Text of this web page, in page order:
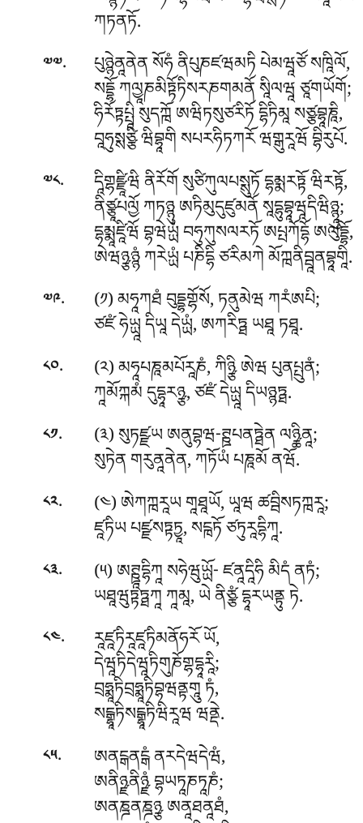
ཀཏནཏོ.
༧༧. པུཉྙེནཱནེནསོཧཾ ནིཔུཎཛཝམཏི པེམཝཱཙོ སཁཱིལོ,
སདྡྷོ ཀལྱཱཎམིཏྟོཏིསརཎགམནོ སཱིལཝཱ ཙཱགཡོགོ;
ཧིརོཏྟཔྤཱི སུདཀྑོ ཨཝིཏསུཙརིཏོ དྷིཏིམཱ སཙྩབྷཱཎཱི,
བཱཧུསྶཙྩི ཝིབྷཱགི སཔརཧིཏཀརོ ཝགྒུརཱཝོ བྷིརུཔོ.
༧༨. དཱིགྷཛྫཱིཝི ནིརོགོ སུཙིཀུལཔསྶུཏོ དྷམྨརཏྟོ ཝིརཏྟོ,
ནིཙྩཱཔལྱོ ཀཏཉྙུ ཨཏིམུདུཛུམནོ སཱདྷུབྷཱཝཱདིཝིཉྙཱུ;
དྷམྨཱཛཱིཝོ བྷཝེཡྻཾ བཧུཀུསལརཏོ ཨཔྤཀོདྷོ ཨལུདྡྷོ,
ཨེཝཉྩཉྙཾ ཀརེཡྻཾ པཎིདྷི ཙརིམཀེ མོཀྑནིབྦཱནབྷཱགཱི.
༧༩. (༡) མཧཱཀཐཾ བུདྡྷགྷོསོ, ཏནུམེཝ ཀརཾཨཔི;
ཙཛཾ ཧེཡྻཱ དིཡཱ དེཡྻཾ, ཨཀརིཏྠ ཡཐཱ ཏཐཱ.
༨༠. (༢) མཧཱཔཎཱམཔོརཱཎཾ, ཀིཉྩི ཨེཝ པུནཔྤུནཾ;
ཀཱམོཀྐམཾ དུདྷཱརཉྩ, ཙཛཾ དེཡྻཱ དིཡཉྙཏྠ.
༨༡. (༣) སུཏཛྫཡ ཨནུབྷཝ-ཊྛཔནཏྠེན ལཉྪིནཱ;
སུཏེན གརུནཱནེན, ཀཏོཡཾ པཎཱམོ ནཝོ.
༨༢. (༤) ཨེཀཀྑརཱཡ གཱཐཱཡོ, ཡཱཝ ཚབྦིསཏཀྑརཱ;
ཛཱཏིཡ པཛྫསཏྟཏྱཱ, སངྑཏོ ཙཏུརཱདྷིཀཱ.
༨༣. (༥) ཨཊྛཱདྷིཀཱ སཧེཝུཡྻོ- ཛནཱདཱིཧི མིདཾ ནཏཾ;
ཡཐཱཝུཏྟཏྠཀཱ ཀཱམཱ, ཡེ ནིཙྩཾ དྷཱརཡནྟུ ཏེ.
༨༤. རཱཛཱཏིརཱཛཱཏིམནོཧརོ ཡོ,
དེཝཱཏིདེཝཱཏིགུཎོགྷདྷཱརཱི;
བྲཧྨཱཏིབྲཧྨཱཏིབྷཝནྟགཱུ ཏཾ,
སངྒྷཱཏིསངྒྷཱཏིཝིརཱཝ ཝནྡེ.
༨༥. ཨནངྒནངྒཾ ནརདེཝདེཝཾ,
ཨནིཉྫནིཉྫཾ བྷཡཏཱཎཏཱཎཾ;
ཨནཎྜནཎྜཉྩ ཨནཱཐནཱཐཾ,